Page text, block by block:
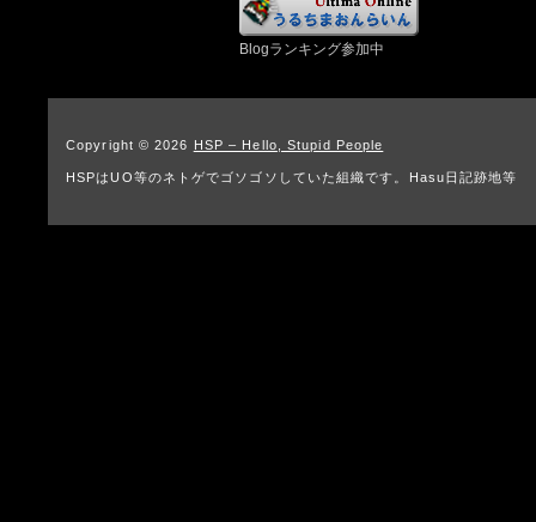
Blogランキング参加中
Copyright © 2026 HSP – Hello, Stupid People
HSPはUO等のネトゲでゴソゴソしていた組織です。Hasu日記跡地等